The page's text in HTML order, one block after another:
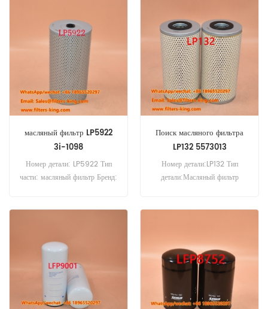
6630 Использование для
Komatsu 4D105 4D92 4D94
D20A D20P D20Q D20S D21A
D2 P.
Использование для двигателя
Cummins.
масляный фильтр LP5922
3i-1098
Номер детали: LP5922 Тип
части: масляный фильтр Бренд:
Поиск масляного фильтра
LP132 5573013
Номер детали:LP132 Тип
детали:Масляный фильтр